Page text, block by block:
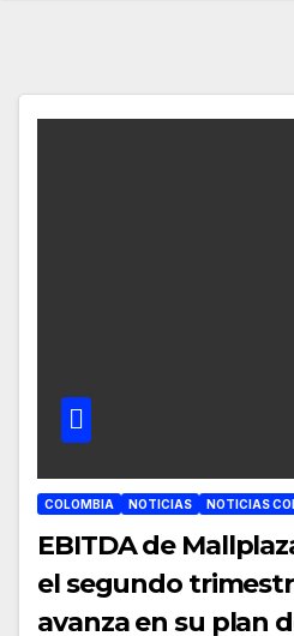
COLOMBIA NOTICIAS NOTICIAS
EBITDA de
el segundo
avanza en su plan